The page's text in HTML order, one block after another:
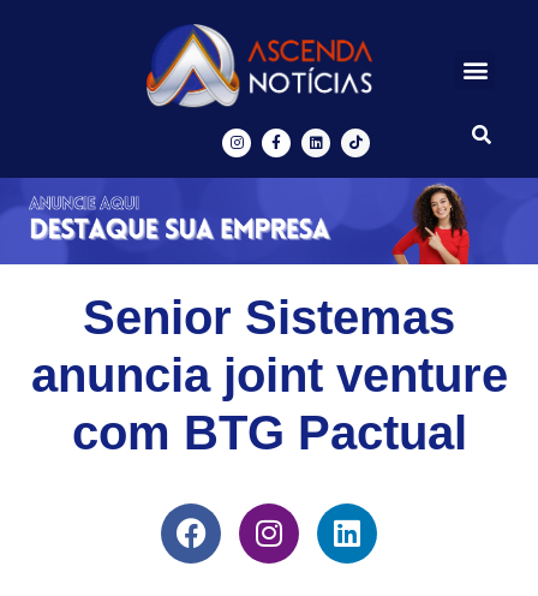
Senior Sistemas
anuncia joint venture
com BTG Pactual